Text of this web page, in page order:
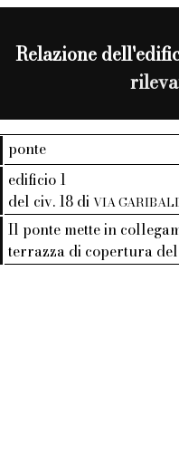
Relazione
ponte
edificio 1
del civ. 18 diVIA
Il ponte mette in
terrazza di copertura